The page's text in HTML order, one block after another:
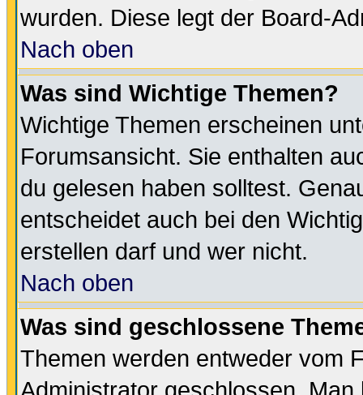
wurden. Diese legt der Board-
Nach oben
Was sind Wichtige Themen?
Wichtige Themen erscheinen
Forumsansicht. Sie enthalten
du gelesen haben solltest.
entscheidet auch bei den
erstellen darf und wer nicht.
Nach oben
Was sind geschlossene
Themen werden entweder vom